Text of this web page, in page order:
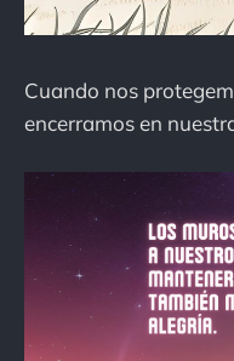
Cuando nos
encerramos en